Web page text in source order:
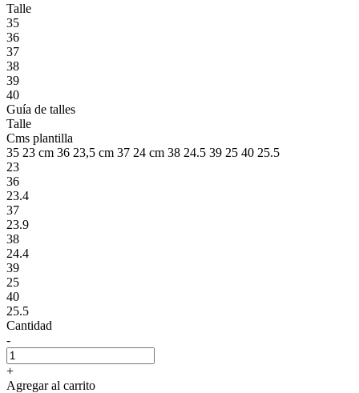
Talle
35
36
37
38
39
40
Guía de talles
Talle
Cms plantilla
35 23 cm 36 23,5 cm 37 24 cm 38 24.5 39 25 40 25.5
23
36
23.4
37
23.9
38
24.4
39
25
40
25.5
Cantidad
-
+
Agregar al carrito